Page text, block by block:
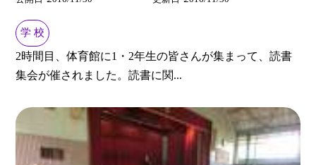
学 校
2時間目、体育館に1・2年生の皆さんが集まって、読書
集会が催されました。読書に関...